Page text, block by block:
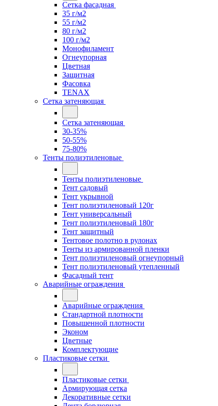
Сетка фасадная
35 г/м2
55 г/м2
80 г/м2
100 г/м2
Монофиламент
Огнеупорная
Цветная
Защитная
Фасовка
TENAX
Сетка затеняющая
Сетка затеняющая
30-35%
50-55%
75-80%
Тенты полиэтиленовые
Тенты полиэтиленовые
Тент садовый
Тент укрывной
Тент полиэтиленовый 120г
Тент универсальный
Тент полиэтиленовый 180г
Тент защитный
Тентовое полотно в рулонах
Тенты из армированной пленки
Тент полиэтиленовый огнеупорный
Тент полиэтиленовый утепленный
Фасадный тент
Аварийные ограждения
Аварийные ограждения
Стандартной плотности
Повышенной плотности
Эконом
Цветные
Комплектующие
Пластиковые сетки
Пластиковые сетки
Армирующая сетка
Декоративные сетки